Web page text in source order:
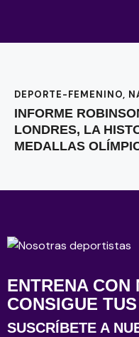
DEPORTE-FEMENINO,
INFORME
LONDRES, LA
MEDALLAS
ENTRENA CON
CONSIGUE TUS
SUSCRÍBETE A